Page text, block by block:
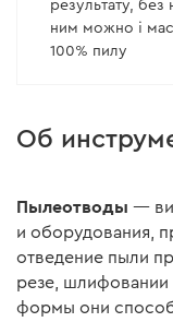
результату, без
ним можно і
100% пилу
Об
Пылеотводы —
и оборудования,
отведение пыли
резе, шлифовании
формы они